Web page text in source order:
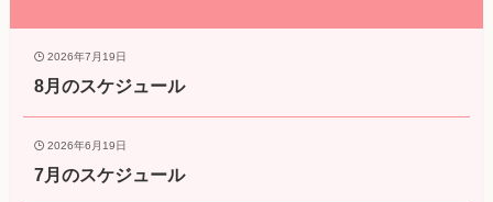
2026年7月19日
8月のスケジュール
2026年6月19日
7月のスケジュール